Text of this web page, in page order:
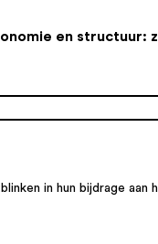
en structuur:
in hun bijdrage aan